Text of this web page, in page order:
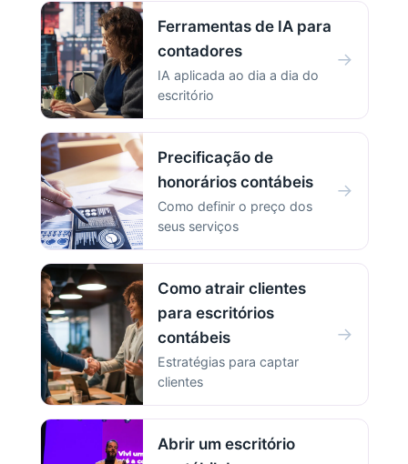
Ferramentas de IA para
contadores
IA aplicada ao dia a dia do
escritório
→
Precificação de
honorários contábeis
Como definir o preço dos
seus serviços
→
Como atrair clientes
para escritórios
contábeis
Estratégias para captar
clientes
→
Abrir um escritório